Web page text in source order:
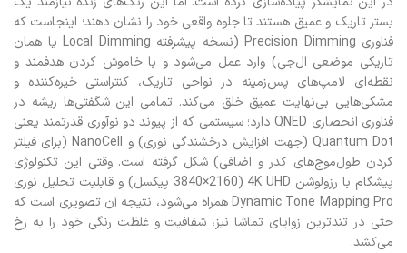
بستر تاریک و عمیق هستند تا جلوه واقعی خود را نشان دهند؛ اینجاست که
فناوری Precision Dimming (نسخه پیشرفته Local Dimming یا همان
تاریکی موضعی ال‌جی) وارد عمل می‌شود و با خاموش کردن هدفمند و
نقطه‌ای لامپ‌های پس‌زمینه در نواحی تاریک، کنتراستی خیره‌کننده و
مشکی‌هایی بی‌نهایت عمیق خلق می‌کند. تمامی این شگفتی‌ها ریشه در
فناوری انحصاری QNED دارد؛ سیستمی که از پیوند دو نوآوری قدرتمند یعنی
Quantum Dot (جهت افزایش درخشندگی نوری) و NanoCell (برای فیلتر
کردن طول‌موج‌های کدر و اضافی) شکل گرفته است. وقتی این تکنولوژی
پیشگام با رزولوشن 4K UHD (3840×2160 پیکسل) و قابلیت تحلیل نوری
Dynamic Tone Mapping Pro همراه می‌شود، نتیجه آن تصویری است که
حتی در تندترین زوایای تماشا نیز، شفافیت و غلظت رنگی خود را به رخ
می‌کشد.